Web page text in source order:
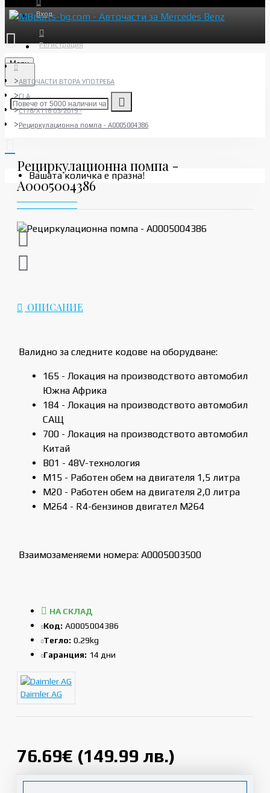
Вход
Регистрация
Menu
Вашата количка е празна!
АВТОЧАСТИ ВТОРА УПОТРЕБА
CLA
C118/X118 03/2019 -
Рециркулационна помпа - A0005004386
Рециркулационна помпа -
A0005004386
ОПИСАНИЕ
Валидно за следните кодове на оборудване:
165 - Локация на производството автомобил
Южна Африка
184 - Локация на производството автомобил
САЩ
700 - Локация на производството автомобил
Китай
B01 - 48V-технология
M15 - Работен обем на двигателя 1,5 литра
M20 - Работен обем на двигателя 2,0 литра
M264 - R4-бензинов двигател M264
Взаимозаменяеми номера: A0005003500
76.69€ (149.99 лв.)
НА СКЛАД
Код: A0005004386
Тегло: 0.29kg
Гаранция: 14 дни
Daimler AG